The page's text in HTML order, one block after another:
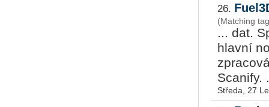
26.
(Matching
... dat.
hlavní
Scanify.
Středa, 27